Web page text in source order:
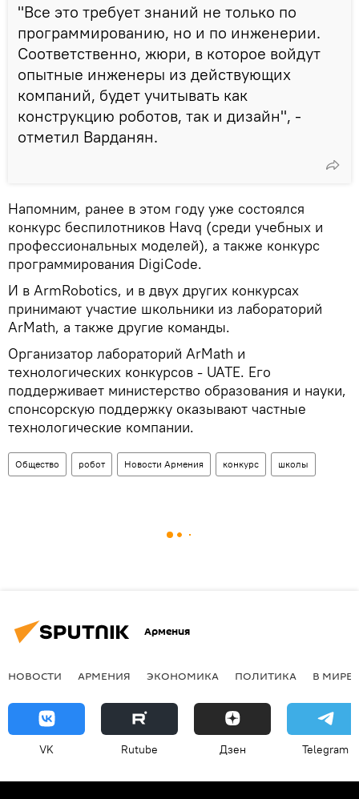
"Все это требует знаний не только по
программированию, но и по инженерии.
Соответственно, жюри, в которое войдут
опытные инженеры из действующих
компаний, будет учитывать как
конструкцию роботов, так и дизайн", -
отметил Варданян.
Напомним, ранее в этом году уже состоялся
конкурс беспилотников Havq (среди учебных и
профессиональных моделей), а также конкурс
программирования DigiCode.
И в ArmRobotics, и в двух других конкурсах
принимают участие школьники из лабораторий
ArMath, а также другие команды.
Организатор лабораторий ArMath и
технологических конкурсов - UATE. Его
поддерживает министерство образования и науки,
спонсорскую поддержку оказывают частные
технологические компании.
Общество робот Новости Армения конкурс школы
Армения
НОВОСТИ АРМЕНИЯ ЭКОНОМИКА ПОЛИТИКА В МИРЕ
VK Rutube Дзен Telegram